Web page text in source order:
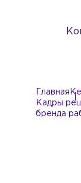
Главная
Кадры
бренда